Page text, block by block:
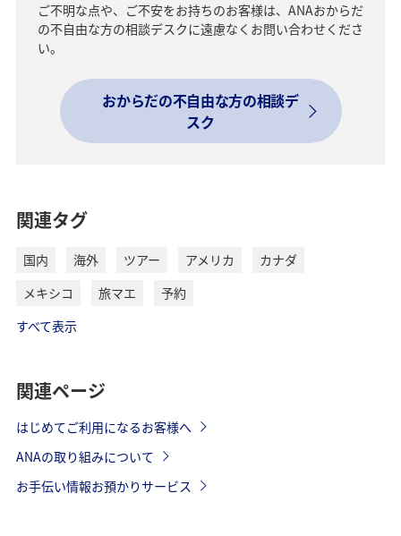
ご不明な点や、ご不安をお持ちのお客様は、ANAおからだ
の不自由な方の相談デスクに遠慮なくお問い合わせくださ
い。
おからだの不自由な方の相談デ
スク
関連タグ
国内 海外 ツアー アメリカ
カナダ
メキシコ
旅マエ
予約
すべて表示
関連ページ
はじめてご利用になるお客様へ
ANAの取り組みについて
お手伝い情報お預かりサービス